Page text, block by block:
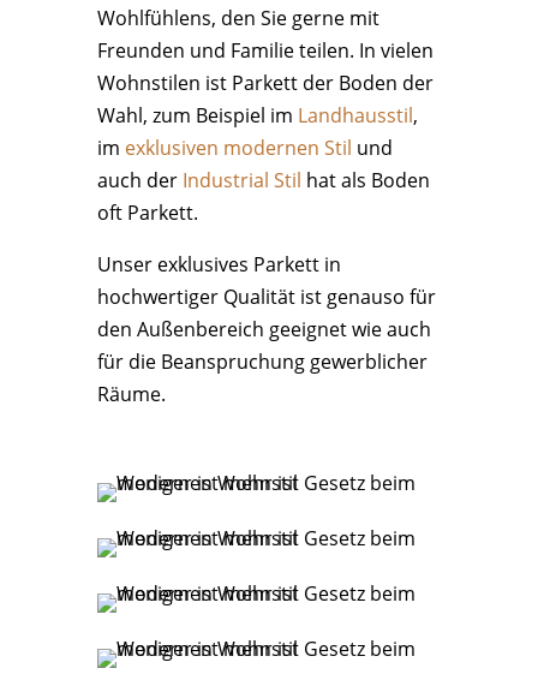
Wohlfühlens, den Sie gerne mit
Freunden und Familie teilen. In vielen
Wohnstilen ist Parkett der Boden der
Wahl, zum Beispiel im Landhausstil,
im exklusiven modernen Stil und
auch der Industrial Stil hat als Boden
oft Parkett.
Unser exklusives Parkett in
hochwertiger Qualität ist genauso für
den Außenbereich geeignet wie auch
für die Beanspruchung gewerblicher
Räume.